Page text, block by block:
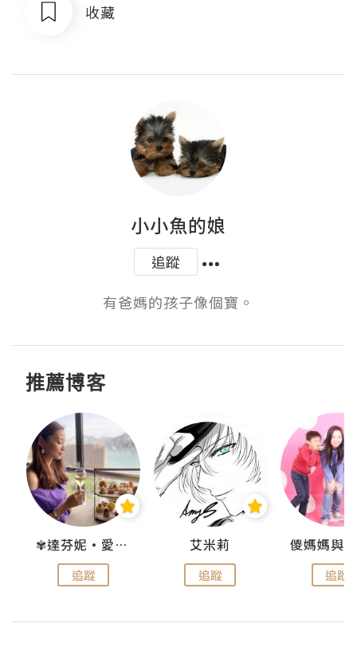
收藏
小小魚的娘
追蹤
有爸媽的孩子像個寶。
推薦博客
✾達芬妮•愛孩子•愛生活✾
追蹤
艾米莉
追蹤 追蹤